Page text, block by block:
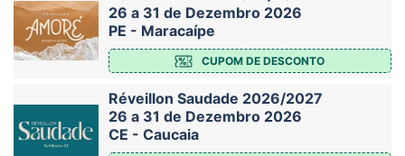
26 a 31 de Dezembro 2026
PE - Maracaípe
CUPOM DE DESCONTO
Réveillon Saudade 2026/2027
26 a 31 de Dezembro 2026
CE - Caucaia